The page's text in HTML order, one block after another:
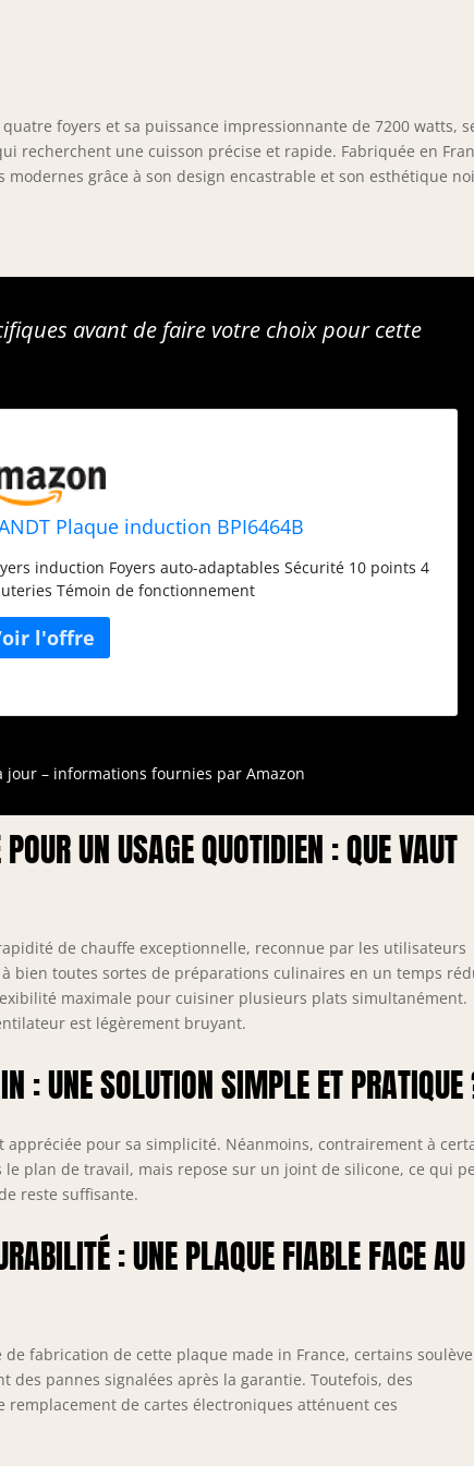
foyers et sa puissance impressionnante de 7200 watts,
recherchent une cuisson précise et rapide. Fabriquée en
modernes grâce à son design encastrable et son esthétique
avant de faire votre choix pour cette
Plaque induction BPI6464B
induction Foyers auto-adaptables Sécurité 10 points 4
Témoin de fonctionnement
– informations fournies par Amazon
UN USAGE QUOTIDIEN : QUE VAUT
de chauffe exceptionnelle, reconnue par les utilisateurs
bien toutes sortes de préparations culinaires en un temps
maximale pour cuisiner plusieurs plats simultanément.
est légèrement bruyant.
: UNE SOLUTION SIMPLE ET
appréciée pour sa simplicité. Néanmoins, contrairement à
le plan de travail, mais repose sur un joint de silicone, ce qui
reste suffisante.
: UNE PLAQUE FIABLE FACE AU
fabrication de cette plaque made in France, certains
pannes signalées après la garantie. Toutefois, des
de cartes électroniques atténuent ces